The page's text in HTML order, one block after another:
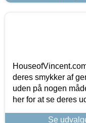
deres smykker af
uden på nogen
her for at se deres
Se